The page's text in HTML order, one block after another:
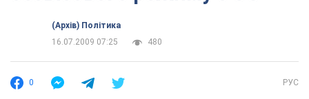
(Архів) Політика
16.07.2009 07:25
480
0 РУС